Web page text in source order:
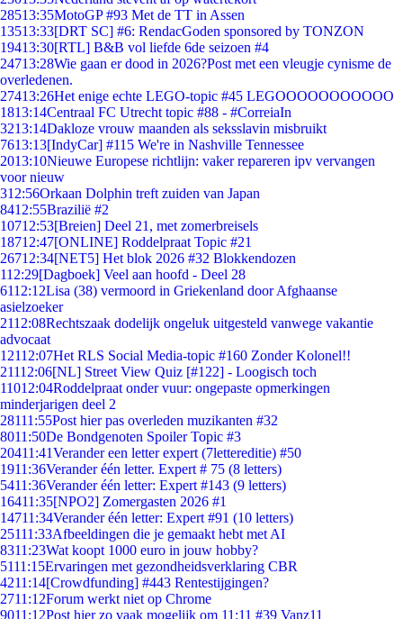
28513:35MotoGP #93 Met de TT in Assen
13513:33[DRT SC] #6: RendacGoden sponsored by TONZON
19413:30[RTL] B&B vol liefde 6de seizoen #4
24713:28Wie gaan er dood in 2026?Post met een vleugje cynisme de
overledenen.
27413:26Het enige echte LEGO-topic #45 LEGOOOOOOOOOOO
1813:14Centraal FC Utrecht topic #88 - #CorreiaIn
3213:14Dakloze vrouw maanden als seksslavin misbruikt
7613:13[IndyCar] #115 We're in Nashville Tennessee
2013:10Nieuwe Europese richtlijn: vaker repareren ipv vervangen
voor nieuw
312:56Orkaan Dolphin treft zuiden van Japan
8412:55Brazilië #2
10712:53[Breien] Deel 21, met zomerbreisels
18712:47[ONLINE] Roddelpraat Topic #21
26712:34[NET5] Het blok 2026 #32 Blokkendozen
112:29[Dagboek] Veel aan hoofd - Deel 28
6112:12Lisa (38) vermoord in Griekenland door Afghaanse
asielzoeker
2112:08Rechtszaak dodelijk ongeluk uitgesteld vanwege vakantie
advocaat
12112:07Het RLS Social Media-topic #160 Zonder Kolonel!!
21112:06[NL] Street View Quiz [#122] - Loogisch toch
11012:04Roddelpraat onder vuur: ongepaste opmerkingen
minderjarigen deel 2
28111:55Post hier pas overleden muzikanten #32
8011:50De Bondgenoten Spoiler Topic #3
20411:41Verander een letter expert (7lettereditie) #50
1911:36Verander één letter. Expert # 75 (8 letters)
5411:36Verander één letter: Expert #143 (9 letters)
16411:35[NPO2] Zomergasten 2026 #1
14711:34Verander één letter: Expert #91 (10 letters)
25111:33Afbeeldingen die je gemaakt hebt met AI
8311:23Wat koopt 1000 euro in jouw hobby?
5111:15Ervaringen met gezondheidsverklaring CBR
4211:14[Crowdfunding] #443 Rentestijgingen?
2711:12Forum werkt niet op Chrome
9011:12Post hier zo vaak mogelijk om 11:11 #39 Vanz11